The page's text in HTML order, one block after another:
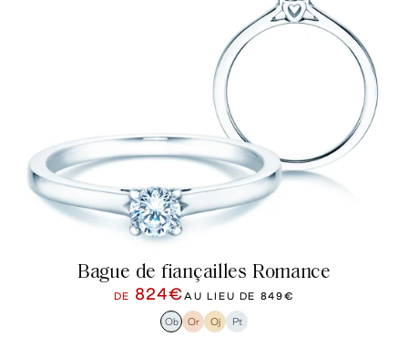
Bague de fiançailles Romance
DE 824€AU LIEU DE 849€
Ob Or Oj Pt